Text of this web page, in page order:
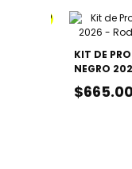
KIT DE
NEGRO